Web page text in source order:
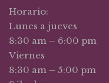
Horario:
Lunes a jueves
8:30 am – 6:00 pm
Viernes
8:30 am – 5:00 pm